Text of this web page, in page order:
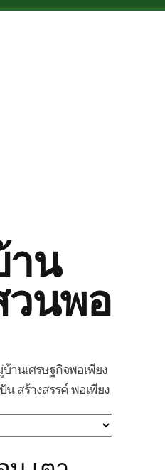
น
วนพอ
านเศรษฐกิจพอเพียง
น สร้างสรรค์ พอเพียง